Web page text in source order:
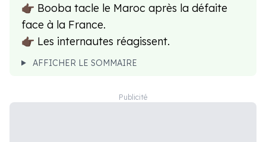
👉🏿 Booba tacle le Maroc après la défaite
face à la France.
👉🏿 Les internautes réagissent.
AFFICHER LE SOMMAIRE